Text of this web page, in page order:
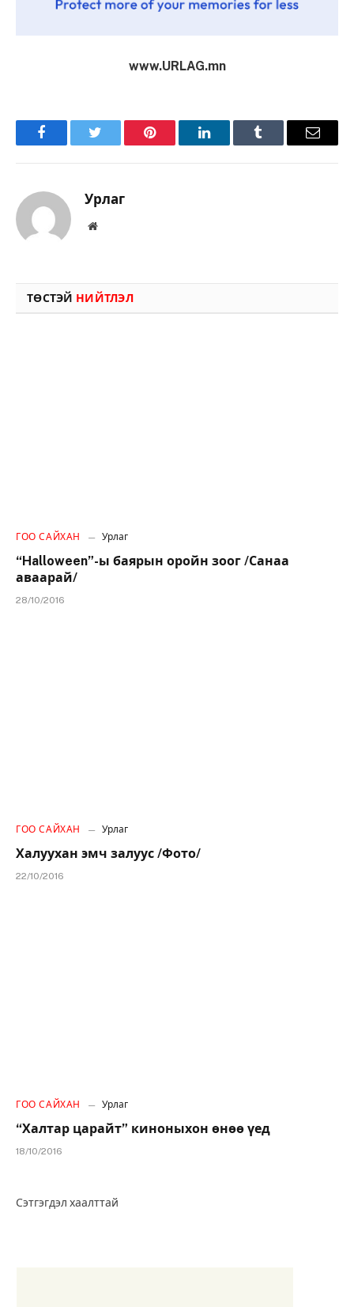
www.URLAG.mn
FacebookTwitter Pinterest LinkedInTumblr Имэйл
Урлаг
Вэбсайт
ТӨСТЭЙ НИЙТЛЭЛ
ГОО САЙХАН Урлаг
“Halloween”-ы баярын оройн зоог /Санаа
аваарай/
28/10/2016
ГОО САЙХАН Урлаг
Халуухан эмч залуус /Фото/
22/10/2016
ГОО САЙХАН Урлаг
“Халтар царайт” киноныхон өнөө үед
18/10/2016
Сэтгэгдэл хаалттай